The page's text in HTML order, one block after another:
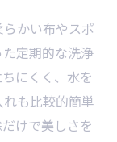
かい布やスポ
定期的な洗浄
にくく、水を
も比較的簡単
けで美しさを